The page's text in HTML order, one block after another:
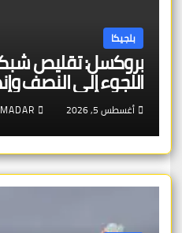
بلجيكا
بروكسل: تقليص
اللجوء إلى النصف
بروكسل»
أغسطس 5, 2026